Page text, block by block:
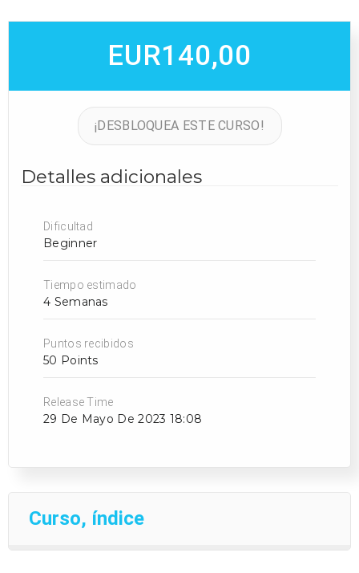
No hay productos en el carrito.
EUR140,00
¡DESBLOQUEA ESTE CURSO!
Detalles adicionales
Dificultad
Beginner
Tiempo estimado
4 Semanas
Puntos recibidos
50 Points
Release Time
29 De Mayo De 2023 18:08
Curso, índice